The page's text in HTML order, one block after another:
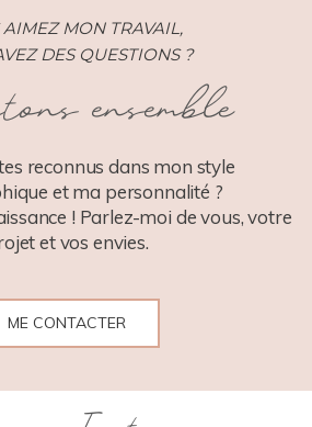
AIMEZ MON TRAVAIL,
DES QUESTIONS ?
ensemble
reconnus dans mon style
et ma personnalité ?
! Parlez-moi de vous, votre
et vos envies.
ME CONTACTER